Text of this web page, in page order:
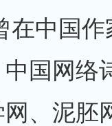
在中国
国网络
、泥胚